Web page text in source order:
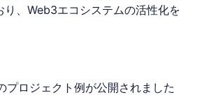
り、Web3エコシステムの活性化を
プロジェクト例が公開されました